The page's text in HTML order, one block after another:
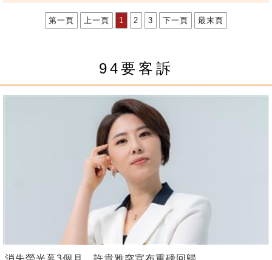
第一頁 上一頁 1 2 3 下一頁 最末頁
94要客訴